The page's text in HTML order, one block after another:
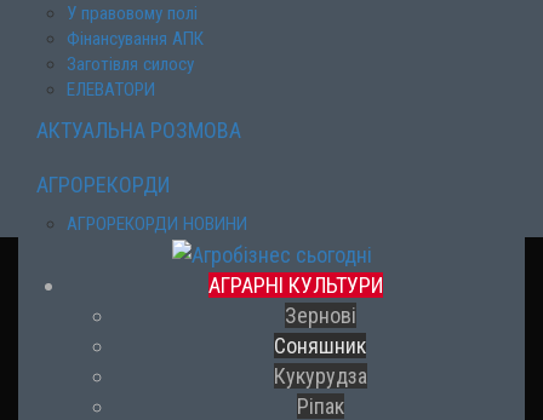
У правовому полі
Фінансування АПК
Заготівля силосу
ЕЛЕВАТОРИ
АКТУАЛЬНА РОЗМОВА
АГРОРЕКОРДИ
АГРОРЕКОРДИ НОВИНИ
АГРАРНІ КУЛЬТУРИ
Зернові
Соняшник
Кукурудза
Ріпак